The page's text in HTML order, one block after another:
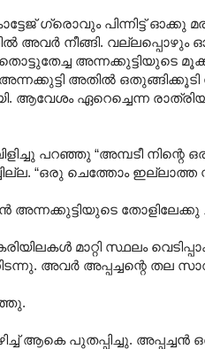
പിന്നിട്ട് ഓക്കു
അവർ നീങ്ങി.
അന്നക്കുട്ടിയുടെ
അന്നക്കുട്ടി അതിൽ
ആവേശം ഏറെച്ചെന്ന
പറഞ്ഞു “അമ്പടീ
“ഒരു ചെത്തോം ഇല്ലാത്ത
അന്നക്കുട്ടിയുടെ
മാറ്റി സ്ഥലം
അവർ അപ്പച്ചന്റെ തല
ആകെ പുതപ്പിച്ചു.